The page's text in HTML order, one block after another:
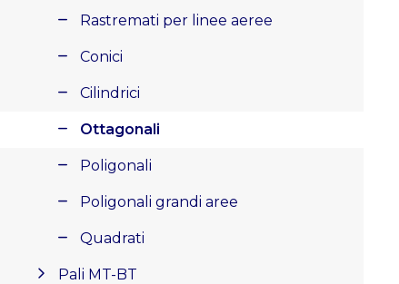
Rastremati per linee aeree
Conici
Cilindrici
Ottagonali
Poligonali
Poligonali grandi aree
Quadrati
Pali MT-BT